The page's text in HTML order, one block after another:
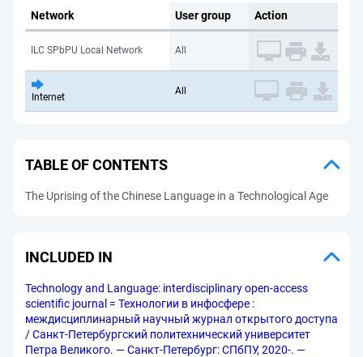
Network User group Action
ILC SPbPU Local Network All
Internet
All
TABLE OF CONTENTS
The Uprising of the Chinese Language in a Technological Age
INCLUDED IN
Technology and Language: interdisciplinary open-access
scientific journal = Технологии в инфосфере :
междисциплинарный научный журнал открытого доступа
/ Санкт-Петербургский политехнический университет
Петра Великого. — Санкт-Петербург: СПбПУ, 2020-. —